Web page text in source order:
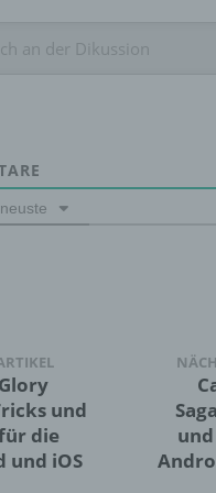
neuste
und
die
und iOS
um bestimmte
sich auf eine natürliche
insbesondere, um
Arbeitsleistung,
Gesundheit,
Zuverlässigkeit,
oder